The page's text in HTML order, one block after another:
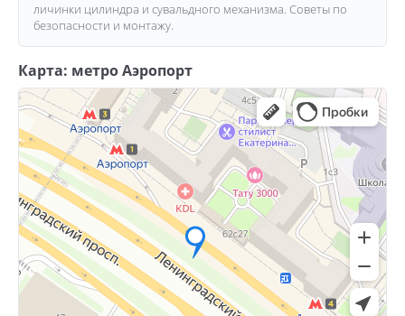
личинки цилиндра и сувальдного механизма. Советы по
безопасности и монтажу.
Карта: метро Аэропорт